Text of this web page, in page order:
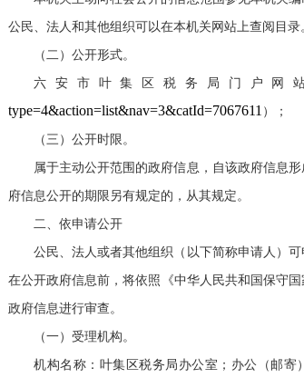
公民、法人和其他组织可以在本机关网站上查阅目录
（二）公开形式。
六安市叶集区税务局 门户网
type=4&action=list&nav=3&catId=7067611 ）；
（三）公开时限。
属于主动公开范围的政府信息，自该政府信息
府信息公开的期限另有规定的，从其规定。
二、依申请公开
公民、法人或者其他组织（以下简称申请人）
在公开政府信息前，将依照《中华人民共和国保守
政府信息进行审查。
（一）受理机构。
机构名称：叶集区税务局 办公室；办公（邮寄